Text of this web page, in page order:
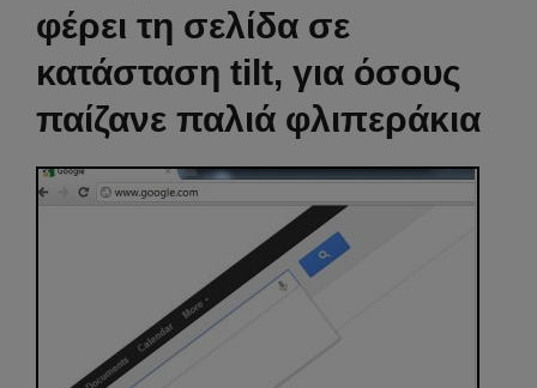
φέρει τη σελίδα σε
κατάσταση tilt, για όσους
παίζανε παλιά φλιπεράκια